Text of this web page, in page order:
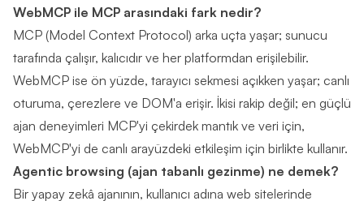
WebMCP ile MCP arasındaki fark nedir?
MCP (Model Context Protocol) arka uçta yaşar; sunucu
tarafında çalışır, kalıcıdır ve her platformdan erişilebilir.
WebMCP ise ön yüzde, tarayıcı sekmesi açıkken yaşar; canlı
oturuma, çerezlere ve DOM'a erişir. İkisi rakip değil; en güçlü
ajan deneyimleri MCP'yi çekirdek mantık ve veri için,
WebMCP'yi de canlı arayüzdeki etkileşim için birlikte kullanır.
Agentic browsing (ajan tabanlı gezinme) ne demek?
Bir yapay zekâ ajanının, kullanıcı adına web sitelerinde